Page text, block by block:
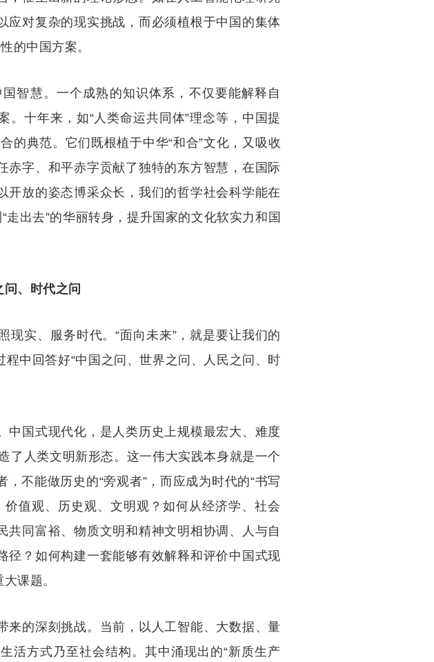
对复杂的现实挑战，而必须植根于中国的集体
的中国方案。
智慧。一个成熟的知识体系，不仅要能解释自
十年来，如“人类命运共同体”理念等，中国提
的典范。它们既根植于中华“和合”文化，又吸收
赤字、和平赤字贡献了独特的东方智慧，在国际
放的姿态博采众长，我们的哲学社会科学能在
出去”的华丽转身，提升国家的文化软实力和国
、时代之问
实、服务时代。“面向未来”，就是要让我们的
中回答好“中国之问、世界之问、人民之问、时
国式现代化，是人类历史上规模最宏大、难度
了人类文明新形态。这一伟大实践本身就是一个
不能做历史的“旁观者”，而应成为时代的“书写
值观、历史观、文明观？如何从经济学、社会
同富裕、物质文明和精神文明相协调、人与自
？如何构建一套能够有效解释和评价中国式现
课题。
来的深刻挑战。当前，以人工智能、大数据、量
活方式乃至社会结构。其中涌现出的“新质生产